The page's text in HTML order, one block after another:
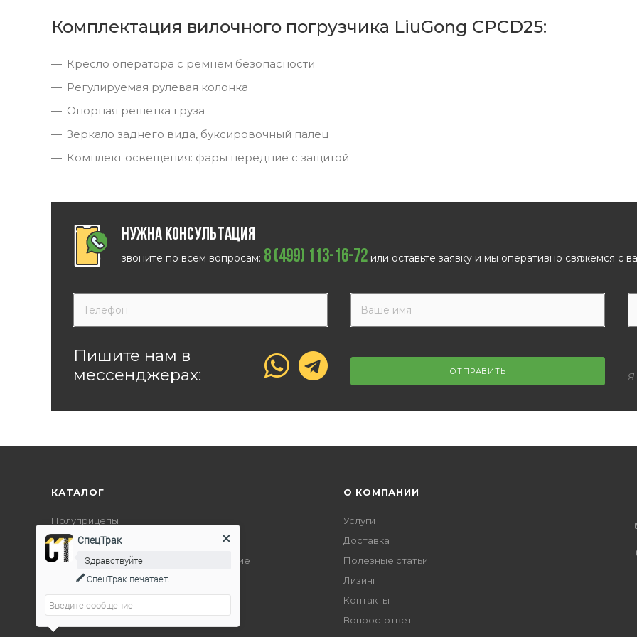
Комплектация вилочного погрузчика LiuGong CPCD25:
Кресло оператора с ремнем безопасности
Регулируемая рулевая колонка
Опорная решётка груза
Зеркало заднего вида, буксировочный палец
Комплект освещения: фары передние с защитой
Нужна консультация
звоните по всем вопросам: 8 (499) 113-16-72 или оставьте заявку и мы оперативно свяжемся с
Пишите нам в
мессенджерах:
ОТПРАВИТЬ Я
КАТАЛОГ
Полуприцепы
Дорожно-строительная техника
Подъемно-транспортное оборудование
О КОМПАНИИ
Услуги
Доставка
Полезные статьи
Лизинг
Контакты
Вопрос-ответ
СпецТрак
Здравствуйте!
СпецТрак печатает...